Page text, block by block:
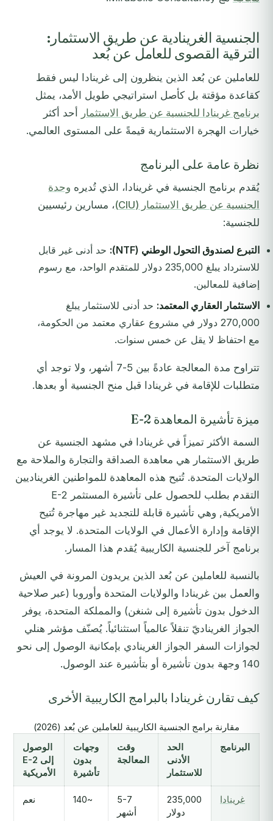
الجنسية الغرينادية عن طريق الاستثمار:
الترقية القصوى للعامل عن بُعد
للعاملين عن بُعد الذين ينظرون إلى غرينادا ليس فقط
كقاعدة مؤقتة بل كأصل استراتيجي طويل الأمد، يمثل
برنامج غرينادا للجنسية عن طريق الاستثمار
أحد أكثر
خيارات الهجرة الاستثمارية قيمةً على المستوى العالمي.
نظرة عامة على البرنامج
يُقدم برنامج الجنسية في غرينادا، الذي تُديره وحدة
الجنسية عن طريق الاستثمار (CIU)
، مسارين رئيسيين
للجنسية:
التبرع لصندوق التحول الوطني (NTF):
حد أدنى غير قابل
للاسترداد يبلغ 235,000 دولار للمتقدم الواحد، مع رسوم
إضافية للمعالين.
الاستثمار العقاري المعتمد: حد أدنى للاستثمار يبلغ
270,000 دولار في مشروع عقاري معتمد من الحكومة،
مع احتفاظ لا يقل عن خمس سنوات.
تتراوح مدة المعالجة عادةً بين 5-7 أشهر، ولا توجد أي
متطلبات للإقامة في غرينادا قبل منح الجنسية أو بعدها.
ميزة تأشيرة المعاهدة E-2
السمة الأكثر تميزاً في غرينادا في مشهد الجنسية عن
طريق الاستثمار هي معاهدة الصداقة والتجارة والملاحة مع
الولايات المتحدة. تُتيح هذه المعاهدة للمواطنين الغريناديين
التقدم بطلب للحصول على تأشيرة المستثمر E-2
الأمريكية, وهي تأشيرة قابلة للتجديد غير مهاجرة تُتيح
الإقامة وإدارة الأعمال في الولايات المتحدة. لا يوجد أي
برنامج آخر للجنسية الكاريبية يُقدم هذا المسار.
بالنسبة للعاملين عن بُعد الذين يريدون المرونة في العيش
والعمل بين غرينادا والولايات المتحدة وأوروبا (عبر صلاحية
الدخول بدون تأشيرة إلى شنغن) والمملكة المتحدة، يوفر
الجواز الغريناديّ تنقلاً عالمياً استثنائياً. يُصنّف مؤشر هنلي
لجوازات السفر الجواز الغرينادي بإمكانية الوصول إلى نحو
140 وجهة بدون تأشيرة أو بتأشيرة عند الوصول.
كيف تقارن غرينادا بالبرامج الكاريبية الأخرى
مقارنة برامج الجنسية الكاريبية للعاملين عن بُعد (2026)
البرنامج
الحد
الأدنى
للاستثمار
وقت
المعالجة
وجهات
بدون
تأشيرة
الوصول
إلى E-2
الأمريكية
غرينادا
235,000
دولار
5-7
أشهر
~140 نعم